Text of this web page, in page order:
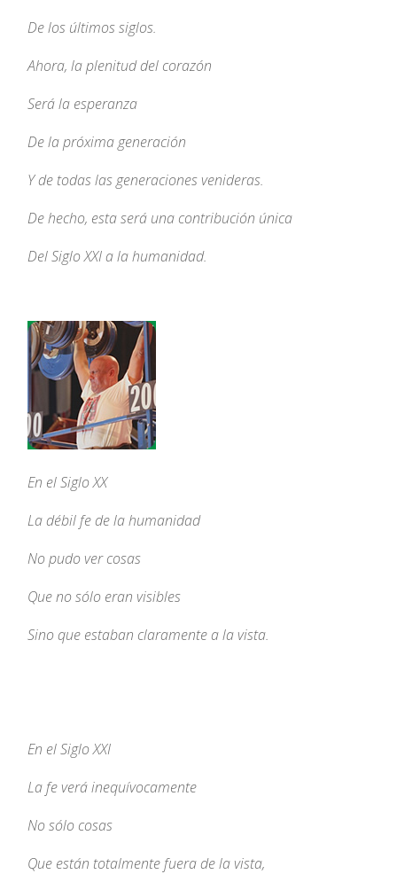
De los últimos siglos.
Ahora, la plenitud del corazón
Será la esperanza
De la próxima generación
Y de todas las generaciones venideras.
De hecho, esta será una contribución única
Del Siglo XXI a la humanidad.
En el Siglo XX
La débil fe de la humanidad
No pudo ver cosas
Que no sólo eran visibles
Sino que estaban claramente a la vista.
En el Siglo XXI
La fe verá inequívocamente
No sólo cosas
Que están totalmente fuera de la vista,